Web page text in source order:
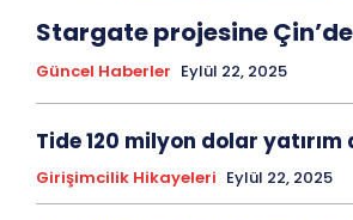
Stargate projesine
Güncel Haberler Eylül 22, 2025
Tide 120 milyon dolar yatırım
Girişimcilik Hikayeleri Eylül 22, 2025